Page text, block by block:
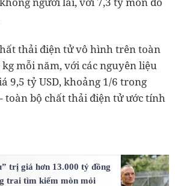
thải điện tử vô hình trên toàn
mỗi năm, với các nguyên liệu
9,5 tỷ USD, khoảng 1/6 trong
toàn bộ chất thải điện tử ước tính
trị giá hơn 13.000 tỷ đồng
trai tìm kiếm mòn mỏi